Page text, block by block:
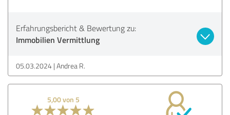
Erfahrungsbericht & Bewertung zu:
Immobilien Vermittlung
05.03.2024 Andrea R.
5,00 von 5